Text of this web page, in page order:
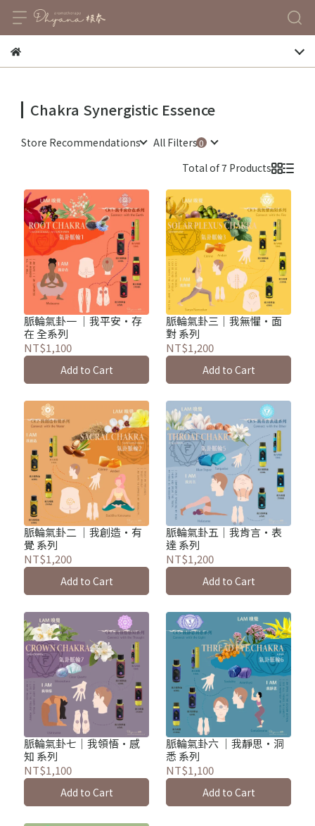
Chakra Synergistic Essence
Store Recommendations
All Filters
Total of 7 Products
脈輪氣卦一 ｜我平安・存
在 全系列
NT$1,100
Add to Cart
脈輪氣卦三｜我無懼・面
對 系列
NT$1,200
Add to Cart
脈輪氣卦二 ｜我創造・有
覺 系列
NT$1,200
Add to Cart
脈輪氣卦五｜我肯言・表
達 系列
NT$1,200
Add to Cart
脈輪氣卦七｜我領悟·感
知 系列
NT$1,100
Add to Cart
脈輪氣卦六 ｜我靜思・洞
悉 系列
NT$1,100
Add to Cart